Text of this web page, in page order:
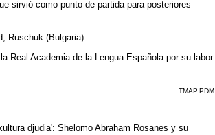
sirvió como punto de partida para posteriores
Ruschuk (Bulgaria).
Real Academia de la Lengua Española por su labor
TMAP.PDM
djudia': Shelomo Abraham Rosanes y su